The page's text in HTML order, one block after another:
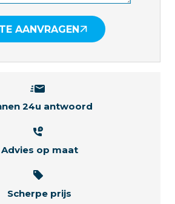
AANVRAGEN
24u antwoord
Advies op maat
Scherpe prijs